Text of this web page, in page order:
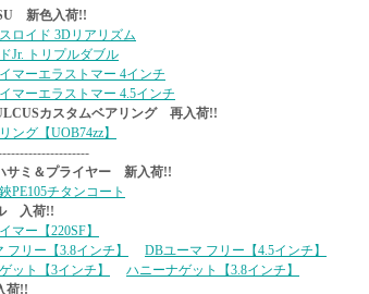
新色入荷!!
ロイド 3Dリアリズム
Jr. トリプルダブル
マーエラストマー 4インチ
マーエラストマー 4.5インチ
カスタムベアリング 再入荷!!
ング【UOB74zz】
サミ＆プライヤー 新入荷!!
チタンコート
入荷!!
マー【220SF】
フリー【3.8インチ】
DBユーマ フリー【4.5インチ】
ット【3インチ】
ハニーナゲット【3.8インチ】
荷!!